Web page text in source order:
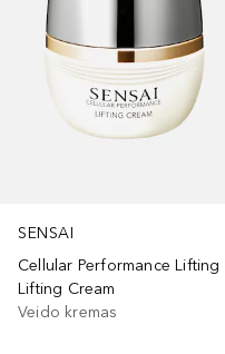
SENSAI
Cellular Performance Lifting
Lifting Cream
Veido kremas